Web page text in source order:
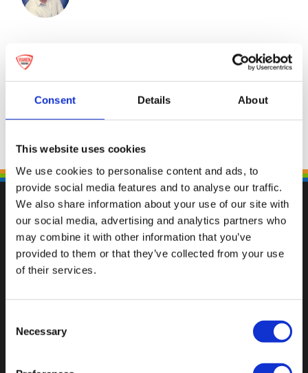
Consent Details About
This website uses cookies
We use cookies to personalise content and ads, to
provide social media features and to analyse our traffic.
We also share information about your use of our site with
our social media, advertising and analytics partners who
may combine it with other information that you’ve
provided to them or that they’ve collected from your use
of their services.
Selection
Necessary
Fallen Sie mit einzigartigen